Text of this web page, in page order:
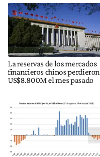
La reservas de los mercados
financieros chinos perdieron
US$8.800M el mes pasado